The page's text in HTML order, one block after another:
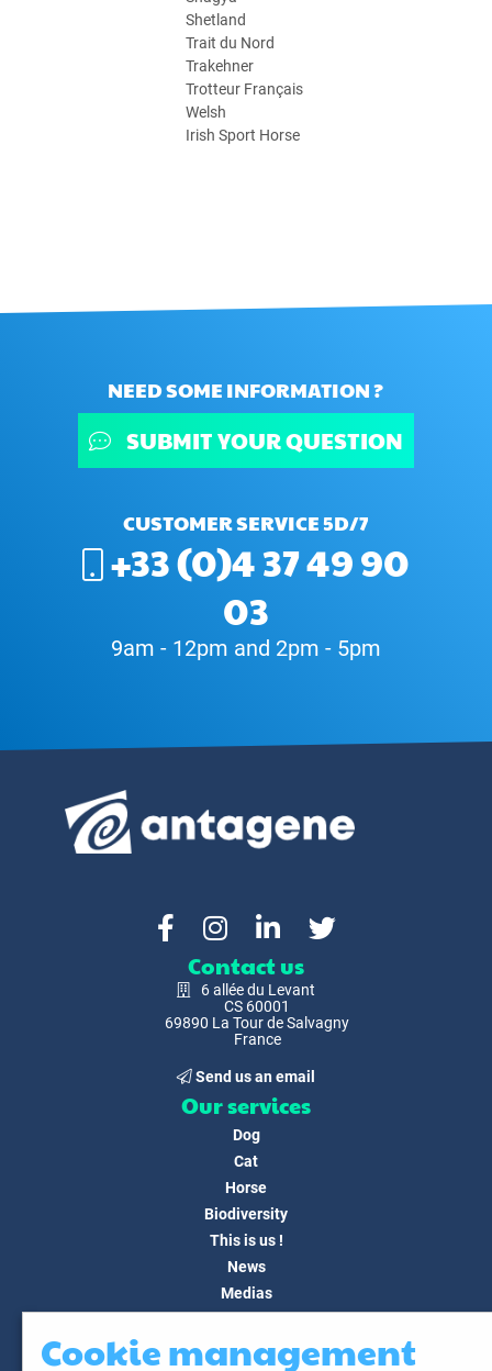
Shetland
Trait du Nord
Trakehner
Trotteur Français
Welsh
Irish Sport Horse
NEED SOME INFORMATION ?
SUBMIT YOUR QUESTION
CUSTOMER SERVICE 5D/7
+33 (0)4 37 49 90
03
9am - 12pm and 2pm - 5pm
Contact us
6 allée du Levant
CS 60001
69890 La Tour de Salvagny
France
Send us an email
Our services
Dog
Cat
Horse
Biodiversity
This is us !
News
Medias
Contact
Cookie management